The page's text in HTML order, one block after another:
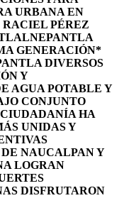
URBANA EN
PÉREZ
GENERACIÓN*
DIVERSOS
Y
AGUA POTABLE Y
CONJUNTO
HA
UNIDAS Y
NAUCALPAN Y
LOGRAN
DISFRUTARON